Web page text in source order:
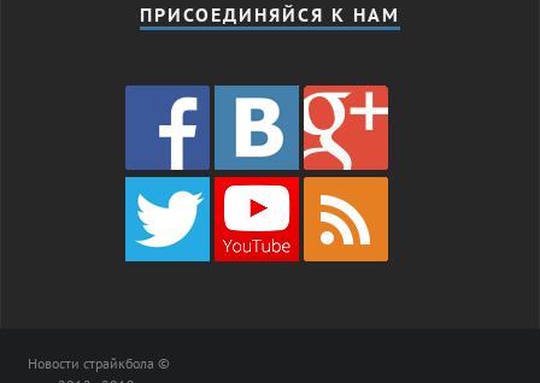
ПРИСОЕДИНЯЙСЯ К НАМ
Новости страйкбола ©